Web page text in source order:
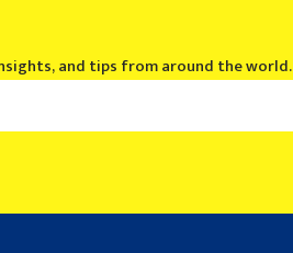
and tips from around the world.